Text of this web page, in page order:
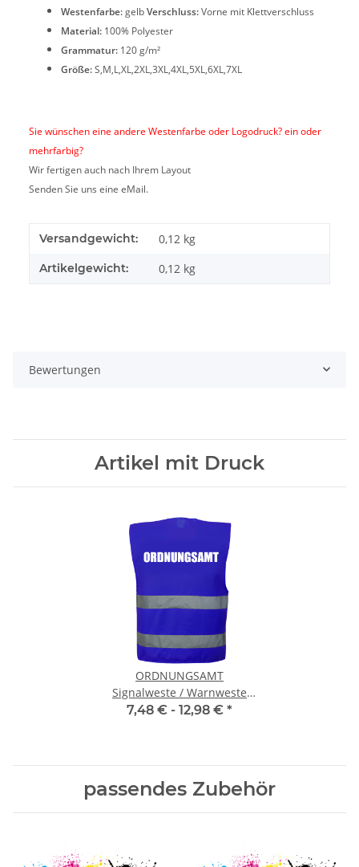
Westenfarbe:gelbVerschluss:Vorne mit Klettverschluss
Material: 100% Polyester
Grammatur: 120 g/m²
Größe:S,M,L,XL,2XL,3XL,4XL,5XL,6XL,7XL
Sie wünschen eine andere Westenfarbe oder Logodruck? ein oder
mehrfarbig?
Wir fertigen auch nach Ihrem Layout
Senden Sie uns eine eMail.
Versandgewicht: 0,12 kg
Artikelgewicht: 0,12 kg
Bewertungen
Artikel mit Druck
ORDNUNGSAMT
Signalweste / Warnweste
Blau UNISIZE 130 cm
7,48 € - 12,98 € *
passendes Zubehör